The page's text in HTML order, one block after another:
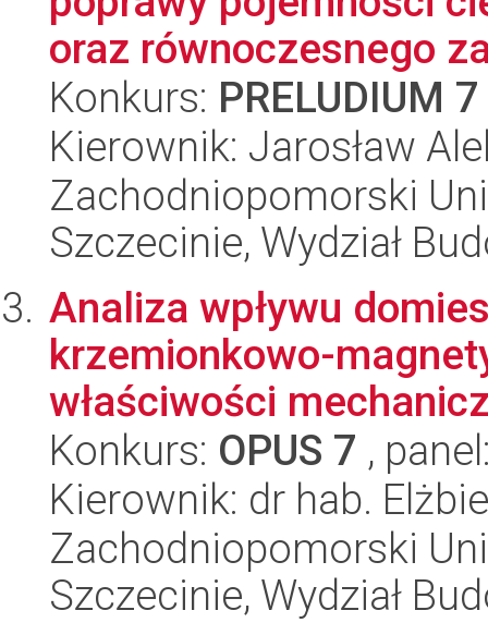
oraz równoczesnego
Konkurs: PRELUDIUM 7
Kierownik: Jarosław
Zachodniopomorski
Szczecinie, Wydział
Analiza wpływu
krzemionkowo-
właściwości
Konkurs: OPUS 7 ,
Kierownik: dr hab.
Zachodniopomorski
Szczecinie, Wydział